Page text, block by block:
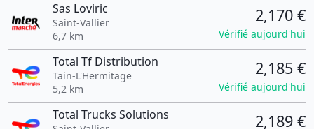
Sas Loviric
Saint-Vallier
6,7 km
2,170 €
Vérifié aujourd'hui
Total Tf Distribution
Tain-L'Hermitage
5,2 km
2,185 €
Vérifié aujourd'hui
Total Trucks Solutions 2,189 €